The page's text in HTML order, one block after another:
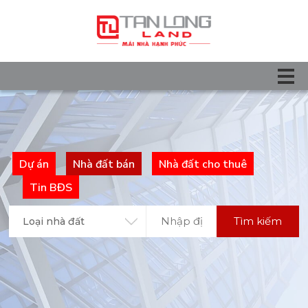
Dự án Nhà đất bán
Nhà đất cho thuê
Tin BĐS
Loại nhà đất Tìm kiếm